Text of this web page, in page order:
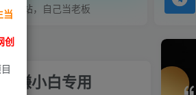
款网站，自己当老板
赚小白专用
当
创